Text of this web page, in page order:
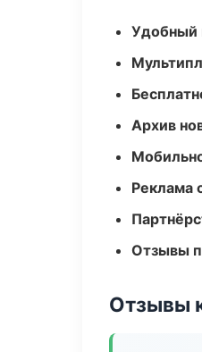
Удобный
Архив
Реклама
Отзывы
Отзывы